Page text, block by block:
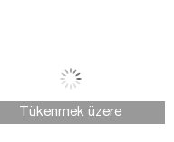
Tükenmek üzere